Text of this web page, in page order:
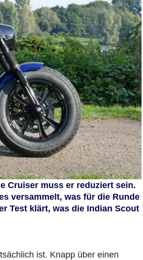
Cruiser muss er reduziert sein.
versammelt, was für die Runde
Test klärt, was die Indian Scout
ist. Knapp über einen